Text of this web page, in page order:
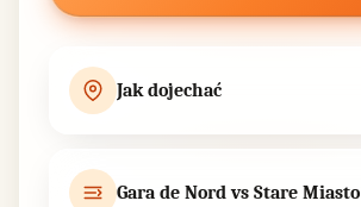
Jak dojechać
Gara de Nord vs Stare Miasto